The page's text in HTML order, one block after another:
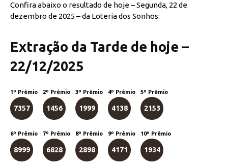
Confira abaixo o resultado de hoje – Segunda, 22 de
dezembro de 2025 – da Loteria dos Sonhos:
Extração da Tarde de hoje –
22/12/2025
1º Prêmio
7357
2º Prêmio
1456
3º Prêmio
1999
4º Prêmio
4138
5º Prêmio
2153
6º Prêmio
8999
7º Prêmio
6828
8º Prêmio
2898
9º Prêmio
4171
10º Prêmio
1934